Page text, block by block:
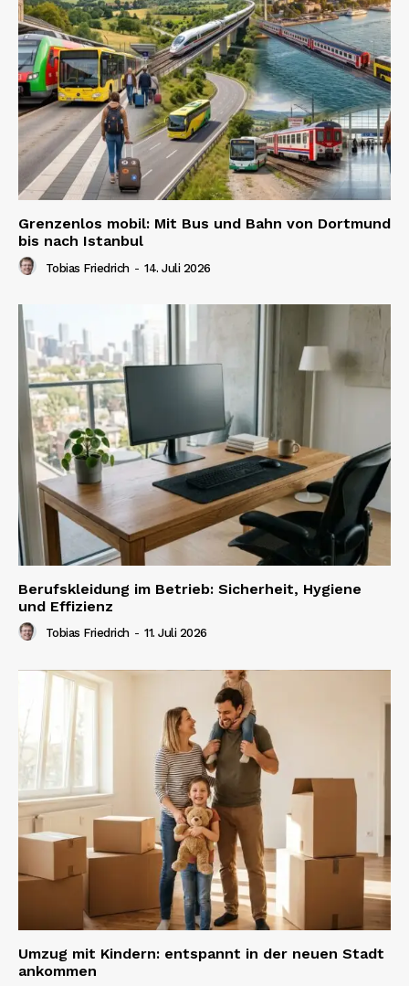
Grenzenlos mobil: Mit Bus und Bahn von Dortmund
bis nach Istanbul
Tobias Friedrich - 14. Juli 2026
Berufskleidung im Betrieb: Sicherheit, Hygiene
und Effizienz
Tobias Friedrich - 11. Juli 2026
Umzug mit Kindern: entspannt in der neuen Stadt
ankommen